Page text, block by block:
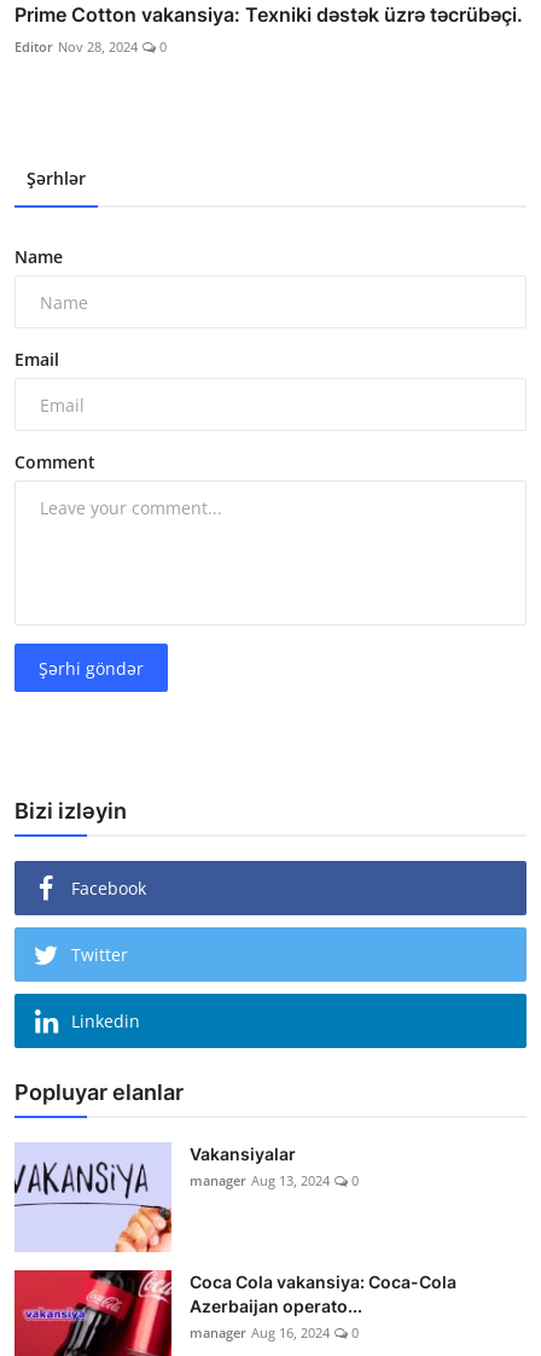
Prime Cotton vakansiya: Texniki dəstək üzrə təcrübəçi.
Editor Nov 28, 2024 0
Şərhlər
Name
Email
Comment
Şərhi göndər
Bizi izləyin
Facebook
Twitter
Linkedin
Popluyar elanlar
Vakansiyalar
manager Aug 13, 2024 0
Coca Cola vakansiya: Coca-Cola
Azerbaijan operato...
manager Aug 16, 2024 0